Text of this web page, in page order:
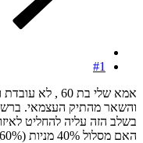
#1
והשאר מהתיק העצמאי. ברשותה גם 2 קרנות
בשלב הזה עליה להחליט
האם מסלול 40% מניות (60% אג"ח מיועדות) או מסלול כללי סולידי יותר בו % המניות עומד על 15% -20%